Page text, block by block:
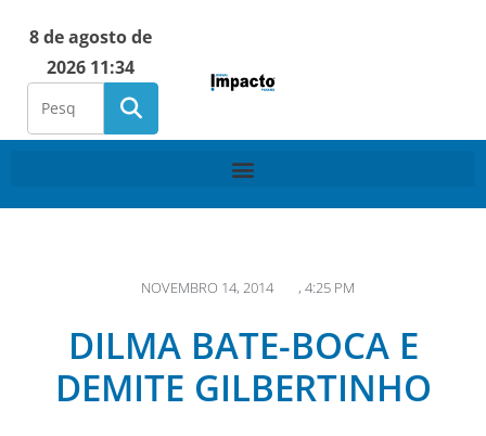
8 de agosto de
2026 11:34
NOVEMBRO 14, 2014 , 4:25 PM
DILMA BATE-BOCA E
DEMITE GILBERTINHO